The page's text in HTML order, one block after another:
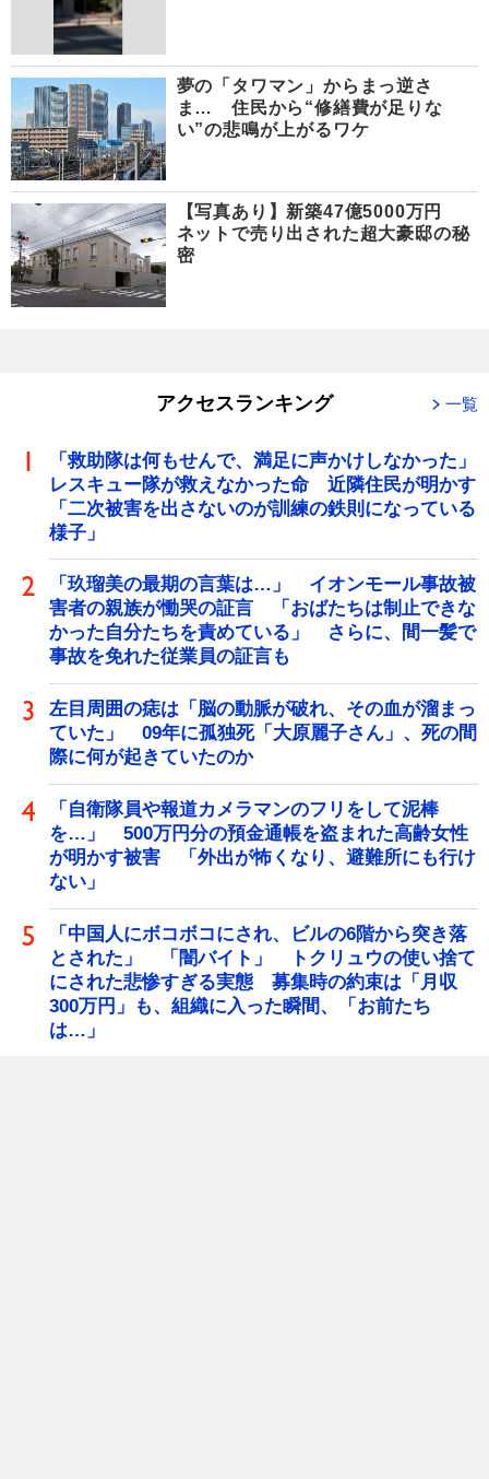
夢の「タワマン」からまっ逆さ
ま… 住民から“修繕費が足りな
い”の悲鳴が上がるワケ
【写真あり】新築47億5000万円
ネットで売り出された超大豪邸の秘
密
アクセスランキング 一覧
「救助隊は何もせんで、満足に声かけしなかった」
レスキュー隊が救えなかった命 近隣住民が明かす
「二次被害を出さないのが訓練の鉄則になっている
様子」
「玖瑠美の最期の言葉は…」 イオンモール事故被
害者の親族が慟哭の証言 「おばたちは制止できな
かった自分たちを責めている」 さらに、間一髪で
事故を免れた従業員の証言も
左目周囲の痣は「脳の動脈が破れ、その血が溜まっ
ていた」 09年に孤独死「大原麗子さん」、死の間
際に何が起きていたのか
「自衛隊員や報道カメラマンのフリをして泥棒
を…」 500万円分の預金通帳を盗まれた高齢女性
が明かす被害 「外出が怖くなり、避難所にも行け
ない」
「中国人にボコボコにされ、ビルの6階から突き落
とされた」 「闇バイト」 トクリュウの使い捨て
にされた悲惨すぎる実態 募集時の約束は「月収
300万円」も、組織に入った瞬間、「お前たち
は…」